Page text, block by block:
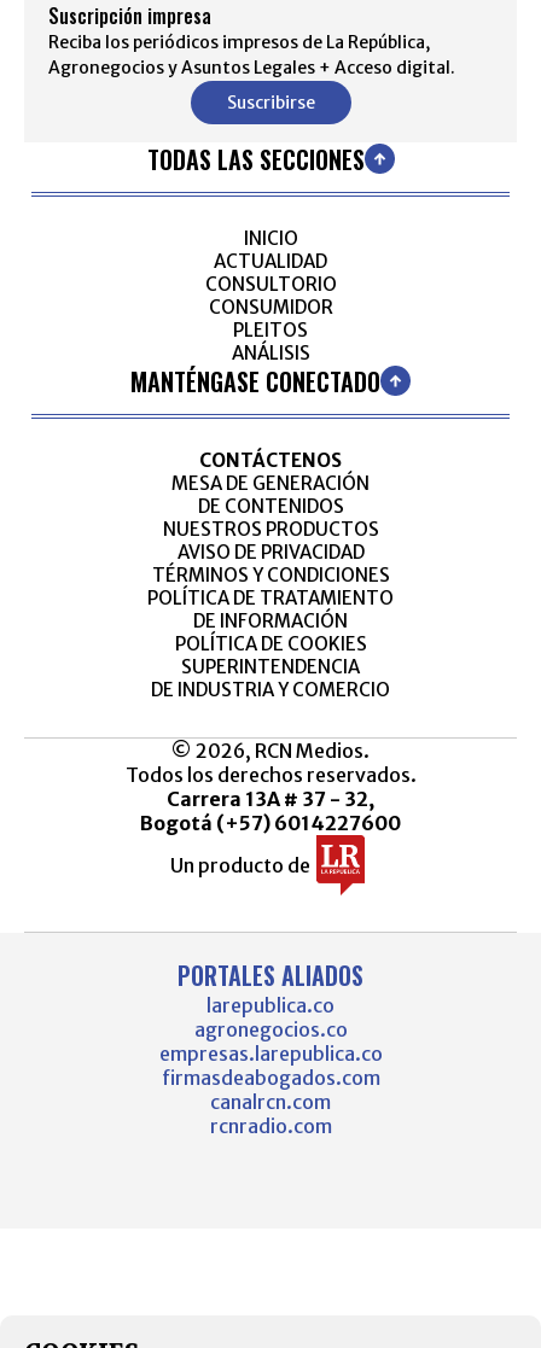
Suscripción impresa
Reciba los periódicos impresos de La República,
Agronegocios y Asuntos Legales + Acceso digital.
Suscribirse
TODAS LAS SECCIONES
INICIO
ACTUALIDAD
CONSULTORIO
CONSUMIDOR
PLEITOS
ANÁLISIS
MANTÉNGASE CONECTADO
CONTÁCTENOS
MESA DE GENERACIÓN
DE CONTENIDOS
NUESTROS PRODUCTOS
AVISO DE PRIVACIDAD
TÉRMINOS Y CONDICIONES
POLÍTICA DE TRATAMIENTO
DE INFORMACIÓN
POLÍTICA DE COOKIES
SUPERINTENDENCIA
DE INDUSTRIA Y COMERCIO
© 2026, RCN Medios.
Todos los derechos reservados.
Carrera 13A # 37 - 32,
Bogotá (+57) 6014227600
Un producto de
PORTALES ALIADOS
larepublica.co
agronegocios.co
empresas.larepublica.co
firmasdeabogados.com
canalrcn.com
rcnradio.com